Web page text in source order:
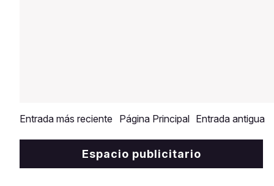
Entrada más reciente Entrada antigua
Página Principal
Espacio publicitario